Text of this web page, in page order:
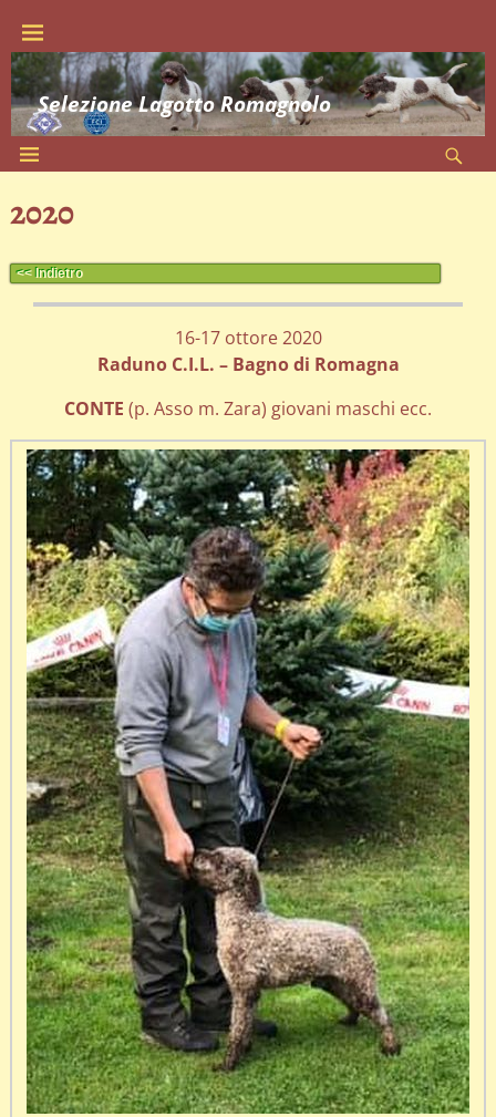
Selezione Lagotto Romagnolo
2020
<< Indietro
16-17 ottore 2020
Raduno C.I.L. – Bagno di Romagna
CONTE (p. Asso m. Zara) giovani maschi ecc.